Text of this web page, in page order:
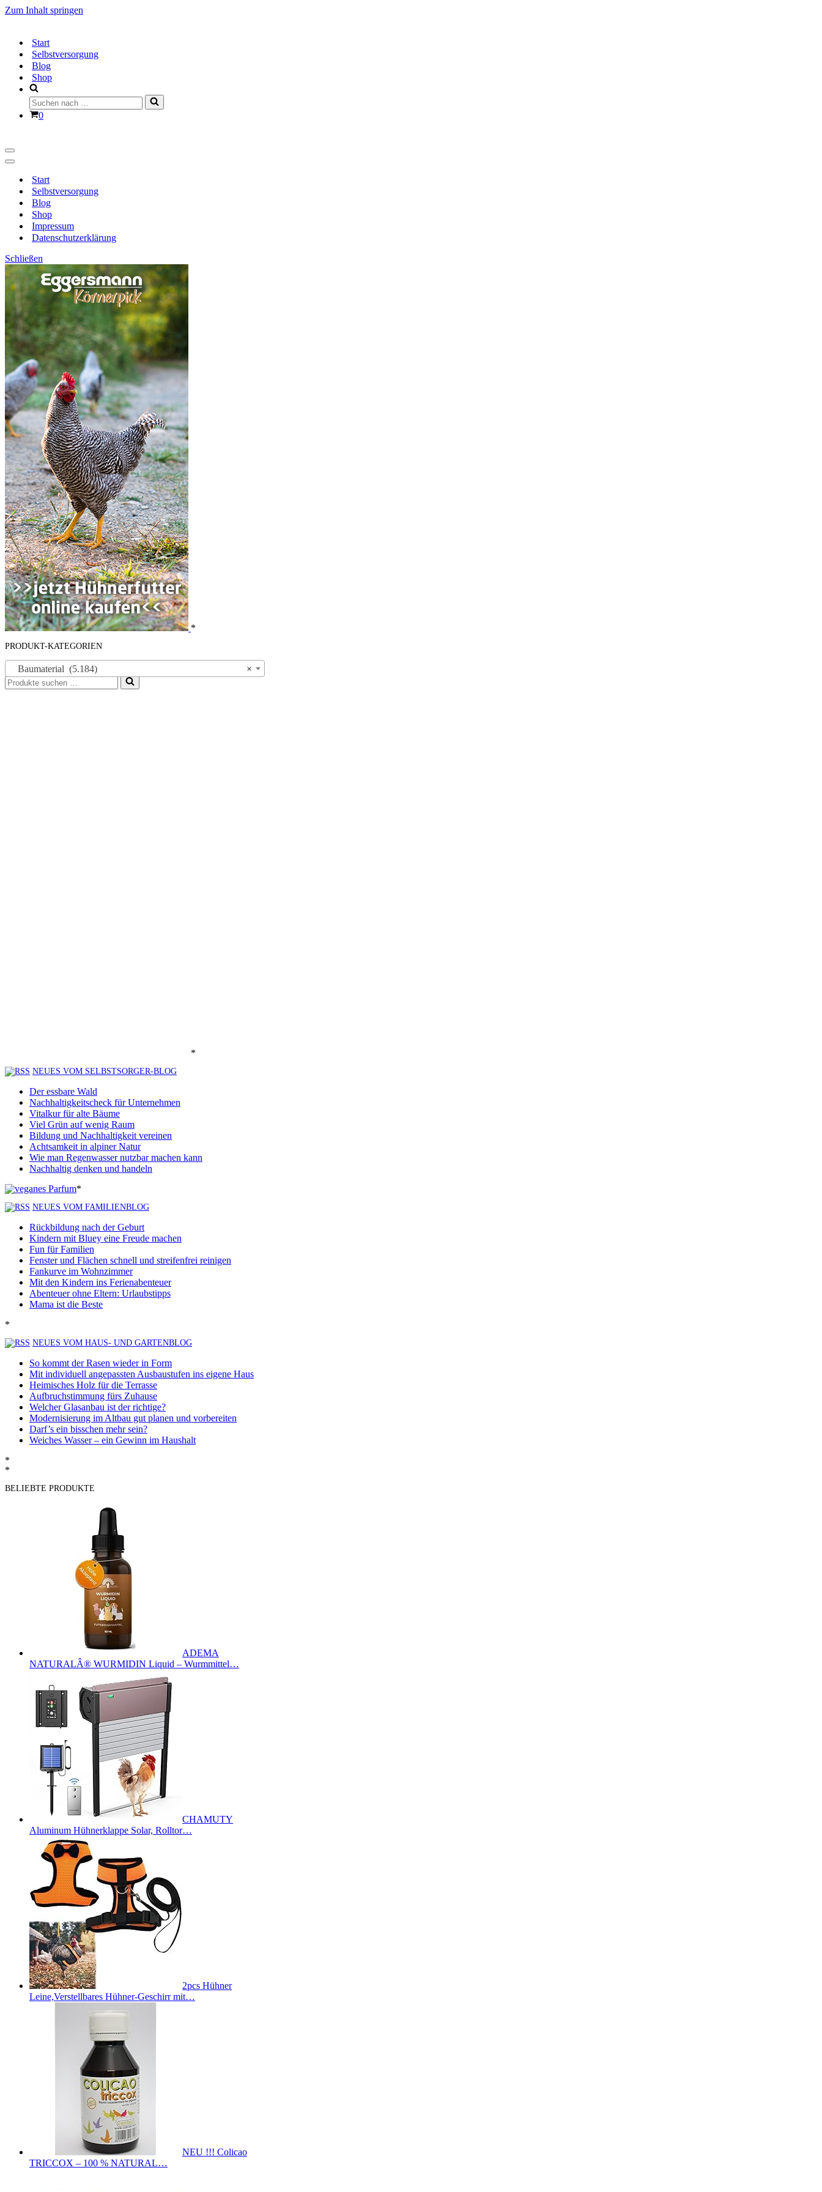
Zum Inhalt springen
Start
Selbstversorgung
Blog
Shop
Suchen
nach …
Warenkorb
0
Navigationsmenü
Navigationsmenü
Start
Selbstversorgung
Blog
Shop
Impressum
Datenschutzerklärung
Schließen
*
PRODUKT-KATEGORIEN
×
Baumaterial (5.184)
Suchen
nach …
*
NEUES VOM SELBSTSORGER-BLOG
Der essbare Wald
Nachhaltigkeitscheck für Unternehmen
Vitalkur für alte Bäume
Viel Grün auf wenig Raum
Bildung und Nachhaltigkeit vereinen
Achtsamkeit in alpiner Natur
Wie man Regenwasser nutzbar machen kann
Nachhaltig denken und handeln
*
NEUES VOM FAMILIENBLOG
Rückbildung nach der Geburt
Kindern mit Bluey eine Freude machen
Fun für Familien
Fenster und Flächen schnell und streifenfrei reinigen
Fankurve im Wohnzimmer
Mit den Kindern ins Ferienabenteuer
Abenteuer ohne Eltern: Urlaubstipps
Mama ist die Beste
*
NEUES VOM HAUS- UND GARTENBLOG
So kommt der Rasen wieder in Form
Mit individuell angepassten Ausbaustufen ins eigene Haus
Heimisches Holz für die Terrasse
Aufbruchstimmung fürs Zuhause
Welcher Glasanbau ist der richtige?
Modernisierung im Altbau gut planen und vorbereiten
Darf’s ein bisschen mehr sein?
Weiches Wasser – ein Gewinn im Haushalt
*
*
BELIEBTE PRODUKTE
ADEMA
NATURALÂ® WURMIDIN Liquid – Wurmmittel…
CHAMUTY
Aluminum Hühnerklappe Solar, Rolltor…
2pcs Hühner
Leine,Verstellbares Hühner-Geschirr mit…
NEU !!! Colicao
TRICCOX – 100 % NATURAL…